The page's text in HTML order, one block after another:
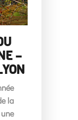
–
la